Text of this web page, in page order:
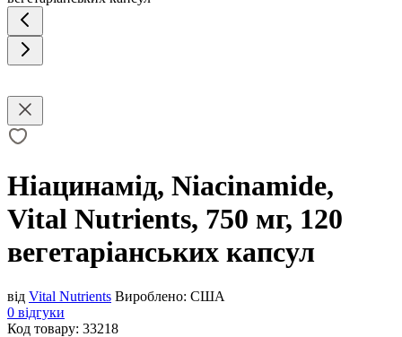
Ніацинамід, Niacinamide,
Vital Nutrients, 750 мг, 120
вегетаріанських капсул
від Vital Nutrients Вироблено: США
0 відгуки
Код товару: 33218